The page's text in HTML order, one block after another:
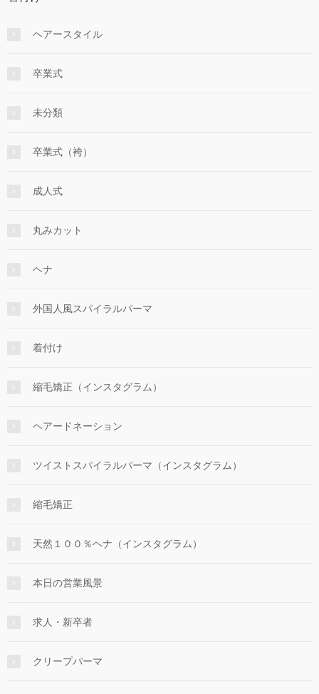
ヘアースタイル
卒業式
未分類
卒業式（袴）
成人式
丸みカット
ヘナ
外国人風スパイラルパーマ
着付け
縮毛矯正（インスタグラム）
ヘアードネーション
ツイストスパイラルパーマ（インスタグラム）
縮毛矯正
天然１００％ヘナ（インスタグラム）
本日の営業風景
求人・新卒者
クリープパーマ